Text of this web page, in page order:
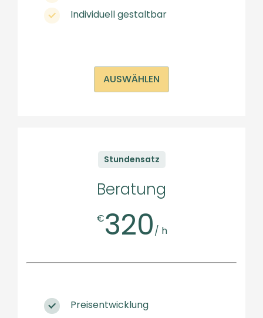
Individuell gestaltbar
AUSWÄHLEN
Stundensatz
Beratung
€320/ h
Preisentwicklung